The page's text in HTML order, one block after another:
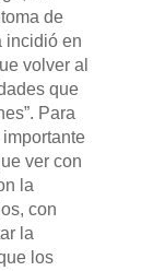
de
incidió en
volver al
que
Para
ver con
la
con
la
los